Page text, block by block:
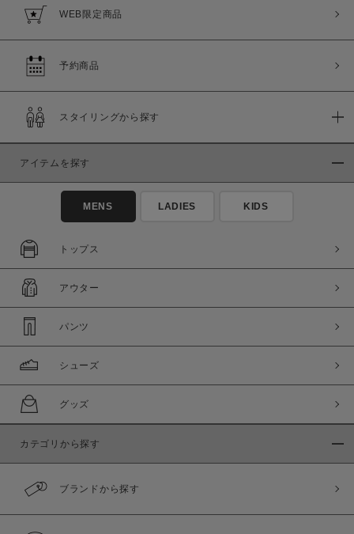
在庫あり
WEB限定商品
予約商品
スタイリングから探す
アイテムを探す
MENS LADIES KIDS
トップス
アウター
パンツ
シューズ
グッズ
カテゴリから探す
ブランドから探す